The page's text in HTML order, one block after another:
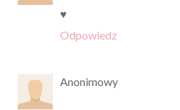
♥
Odpowiedz
Anonimowy